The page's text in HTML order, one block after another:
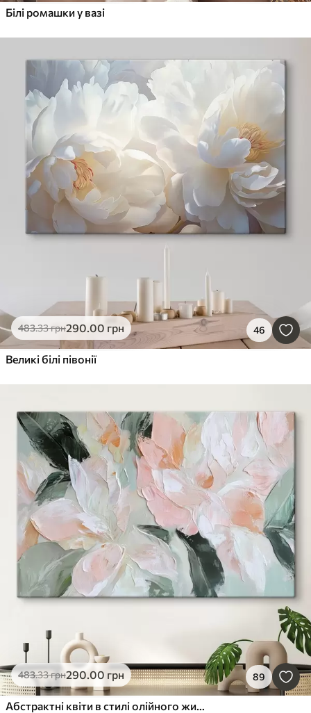
Білі ромашки у вазі
483.33грн290.00 грн 46
Великі білі півонії
483.33грн290.00 грн 89
Абстрактні квіти в стилі олійного живопису